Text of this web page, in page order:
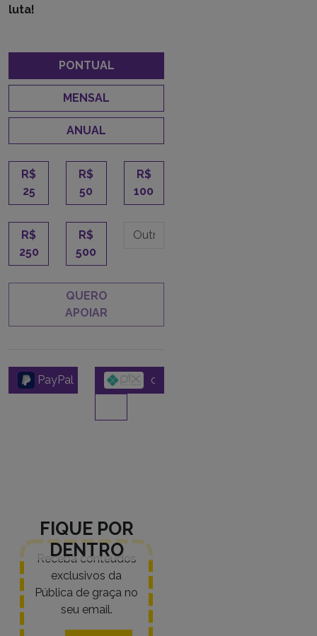
luta!
PONTUAL
MENSAL
ANUAL
R$
25
R$
50
R$
100
R$
250
R$
500
QUERO
APOIAR
PayPal
FIQUE POR
DENTRO
Receba conteúdos
exclusivos da
Pública de graça no
seu email.